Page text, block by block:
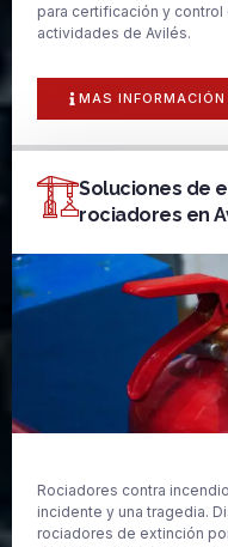
para certificación y
actividades de Avilés.
MAS INFORMACIÓN
Soluciones de
rociadores en
Rociadores contra
incidente y una tragedia.
rociadores de extinción